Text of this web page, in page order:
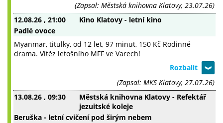
(Zapsal: Městská knihovna Klatovy, 23.07.26)
12.08.26 , 21:00
Kino Klatovy - letní kino
Padlé ovoce
Myanmar, titulky, od 12 let, 97 minut, 150 Kč Rodinné
drama. Vítěz letošního MFF ve Varech!
(Zapsal: MKS Klatovy, 27.07.26)
13.08.26 , 09:30
Městská knihovna Klatovy - Refektář
jezuitské koleje
Beruška - letní cvičení pod širým nebem